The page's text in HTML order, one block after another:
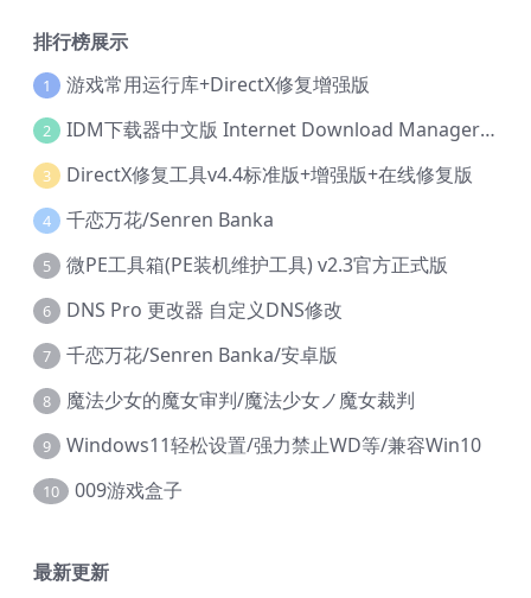
排行榜展示
1 游戏常用运行库+DirectX修复增强版
2 IDM下载器中文版 Internet Download Manager v6.42.36 IDM
3 DirectX修复工具v4.4标准版+增强版+在线修复版
4 千恋万花/Senren Banka
5 微PE工具箱(PE装机维护工具) v2.3官方正式版
6 DNS Pro 更改器 自定义DNS修改
7 千恋万花/Senren Banka/安卓版
8 魔法少女的魔女审判/魔法少女ノ魔女裁判
9 Windows11轻松设置/强力禁止WD等/兼容Win10
10 009游戏盒子
最新更新